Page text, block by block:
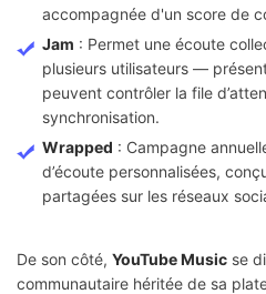
accompagnée d'un score de
Jam : Permet une écoute
plusieurs utilisateurs —
peuvent contrôler la file
synchronisation.
Wrapped : Campagne
d’écoute personnalisées,
partagées sur les réseaux
De son côté, YouTube Music se
communautaire héritée de sa